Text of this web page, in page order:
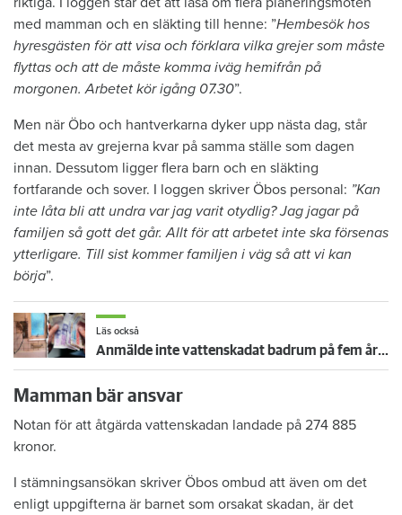
med mamman och en släkting till henne: ”Hembesök hos
hyresgästen för att visa och förklara vilka grejer som måste
flyttas och att de måste komma iväg hemifrån på
morgonen. Arbetet kör igång 07.30”.
Men när Öbo och hantverkarna dyker upp nästa dag, står
det mesta av grejerna kvar på samma ställe som dagen
innan. Dessutom ligger flera barn och en släkting
fortfarande och sover. I loggen skriver Öbos personal: ”Kan
inte låta bli att undra var jag varit otydlig? Jag jagar på
familjen så gott det går. Allt för att arbetet inte ska försenas
ytterligare. Till sist kommer familjen i väg så att vi kan
börja”.
Läs också
Anmälde inte vattenskadat badrum på fem år – krävs på 125 000 kronor
Mamman bär ansvar
Notan för att åtgärda vattenskadan landade på 274 885
kronor.
I stämningsansökan skriver Öbos ombud att även om det
enligt uppgifterna är barnet som orsakat skadan, är det